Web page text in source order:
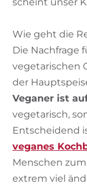
Wie geht die
Die Nachfrage
vegetarischen
der
Veganer ist
vegetarisch,
Entscheidend
veganes
Menschen
extrem viel